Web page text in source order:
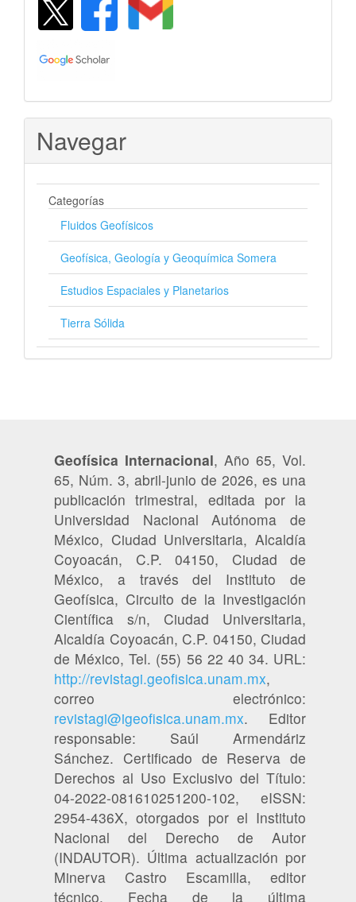
Navegar
Categorías
Fluidos Geofísicos
Geofísica, Geología y Geoquímica Somera
Estudios Espaciales y Planetarios
Tierra Sólida
Geofísica Internacional, Año 65, Vol.
65, Núm. 3, abril-junio de 2026, es una
publicación trimestral, editada por la
Universidad Nacional Autónoma de
México, Ciudad Universitaria, Alcaldía
Coyoacán, C.P. 04150, Ciudad de
México, a través del Instituto de
Geofísica, Circuito de la Investigación
Científica s/n, Ciudad Universitaria,
Alcaldía Coyoacán, C.P. 04150, Ciudad
de México, Tel. (55) 56 22 40 34. URL:
http://revistagi.geofisica.unam.mx,
correo electrónico:
revistagi@igeofisica.unam.mx. Editor
responsable: Saúl Armendáriz
Sánchez. Certificado de Reserva de
Derechos al Uso Exclusivo del Título:
04-2022-081610251200-102, eISSN:
2954-436X, otorgados por el Instituto
Nacional del Derecho de Autor
(INDAUTOR). Última actualización por
Minerva Castro Escamilla, editor
técnico. Fecha de la última